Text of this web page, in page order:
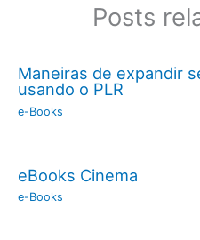
Posts
Maneiras de expandir
usando o PLR
e-Books
eBooks Cinema
e-Books